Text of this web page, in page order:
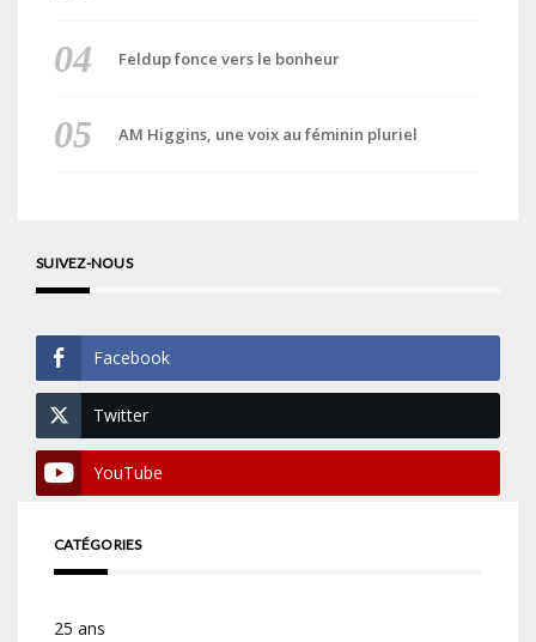
Feldup fonce vers le bonheur
AM Higgins, une voix au féminin pluriel
SUIVEZ-NOUS
Facebook
Twitter
YouTube
CATÉGORIES
25 ans